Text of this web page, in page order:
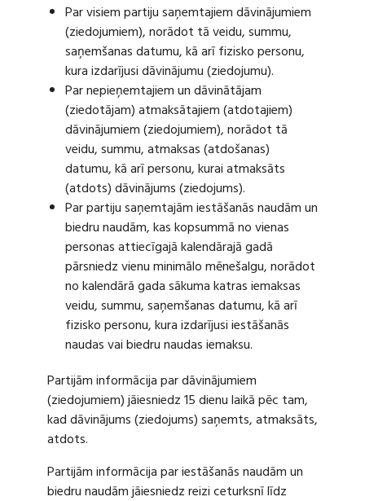
Par visiem partiju saņemtajiem dāvinājumiem
(ziedojumiem), norādot tā veidu, summu,
saņemšanas datumu, kā arī fizisko personu,
kura izdarījusi dāvinājumu (ziedojumu).
Par nepieņemtajiem un dāvinātājam
(ziedotājam) atmaksātajiem (atdotajiem)
dāvinājumiem (ziedojumiem), norādot tā
veidu, summu, atmaksas (atdošanas)
datumu, kā arī personu, kurai atmaksāts
(atdots) dāvinājums (ziedojums).
Par partiju saņemtajām iestāšanās naudām un
biedru naudām, kas kopsummā no vienas
personas attiecīgajā kalendārajā gadā
pārsniedz vienu minimālo mēnešalgu, norādot
no kalendārā gada sākuma katras iemaksas
veidu, summu, saņemšanas datumu, kā arī
fizisko personu, kura izdarījusi iestāšanās
naudas vai biedru naudas iemaksu.
Partijām informācija par dāvinājumiem
(ziedojumiem) jāiesniedz 15 dienu laikā pēc tam,
kad dāvinājums (ziedojums) saņemts, atmaksāts,
atdots.
Partijām informācija par iestāšanās naudām un
biedru naudām jāiesniedz reizi ceturksnī līdz